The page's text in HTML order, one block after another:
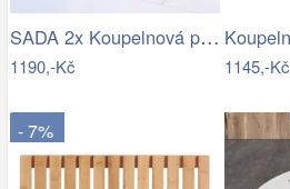
SADA 2x Koupelnová předložka LINO 60…
1190,-Kč 1145,-Kč
- 7%